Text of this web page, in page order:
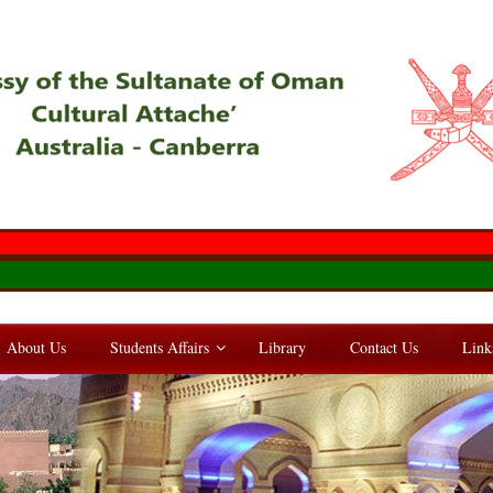
About Us Students Affairs Library Contact Us